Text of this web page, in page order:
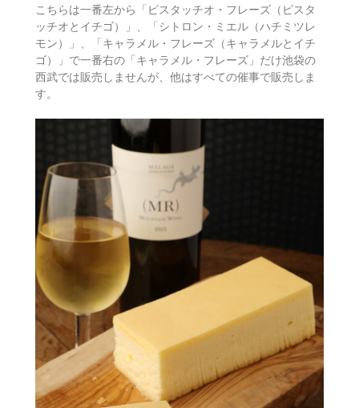
こちらは一番左から「ピスタッチオ・フレーズ（ピスタ
ッチオとイチゴ）」、「シトロン・ミエル（ハチミツレ
モン）」、「キャラメル・フレーズ（キャラメルとイチ
ゴ）」で一番右の「キャラメル・フレーズ」だけ池袋の
西武では販売しませんが、他はすべての催事で販売しま
す。